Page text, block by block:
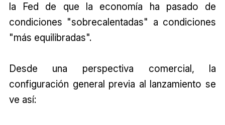
la Fed de que la economía ha pasado de
condiciones "sobrecalentadas" a condiciones
"más equilibradas".
Desde una perspectiva comercial, la
configuración general previa al lanzamiento se
ve así: